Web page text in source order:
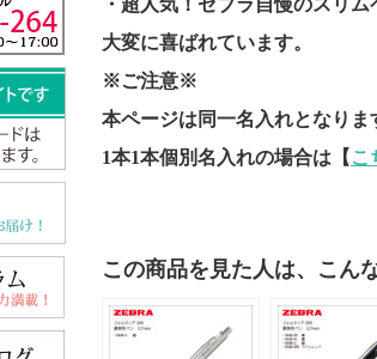
・超人気！ゼブラ自慢のスリ
大変に喜ばれています。
※ご注意※
本ページは同一名入れとなりま
1本1本個別名入れの場合は【 こ
この商品を見た人は、こん